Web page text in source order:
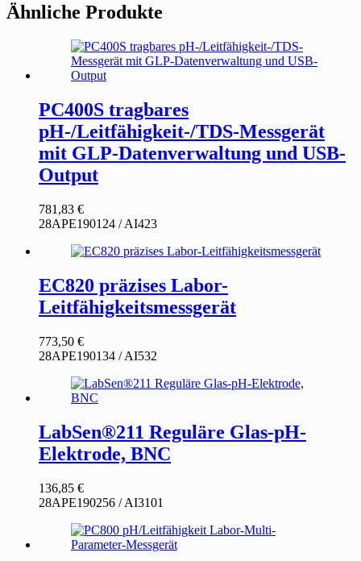
Ähnliche Produkte
PC400S tragbares
pH-/Leitfähigkeit-/TDS-Messgerät
mit GLP-Datenverwaltung und USB-
Output
781,83 €
28APE190124 / AI423
EC820 präzises Labor-
Leitfähigkeitsmessgerät
773,50 €
28APE190134 / AI532
LabSen®211 Reguläre Glas-pH-
Elektrode, BNC
136,85 €
28APE190256 / AI3101